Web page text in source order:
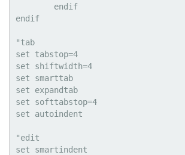
        endif
endif
"tab
set tabstop=4
set shiftwidth=4
set smarttab
set expandtab
set softtabstop=4
set autoindent
"edit
set smartindent